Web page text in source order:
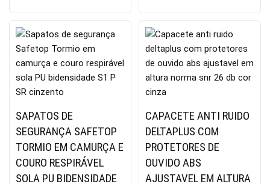
SAPATOS DE
SEGURANÇA SAFETOP
TORMIO EM CAMURÇA E
COURO RESPIRÁVEL
SOLA PU BIDENSIDADE
CAPACETE ANTI RUIDO
DELTAPLUS COM
PROTETORES DE
OUVIDO ABS
AJUSTAVEL EM ALTURA